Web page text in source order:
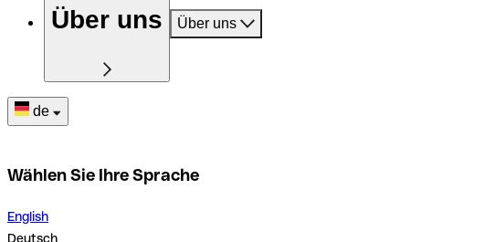
Über uns Über uns
de
Wählen Sie Ihre Sprache
English
Deutsch